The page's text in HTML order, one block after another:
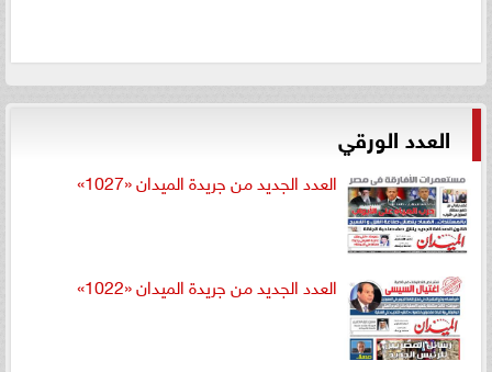
العدد الورقي
العدد الجديد من جريدة الميدان «1027»
العدد الجديد من جريدة الميدان «1022»